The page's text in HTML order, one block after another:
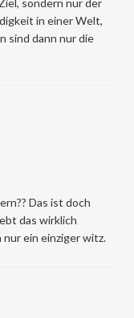
in einer Welt,
sind dann nur die
Das ist doch
das wirklich
ein einziger witz.